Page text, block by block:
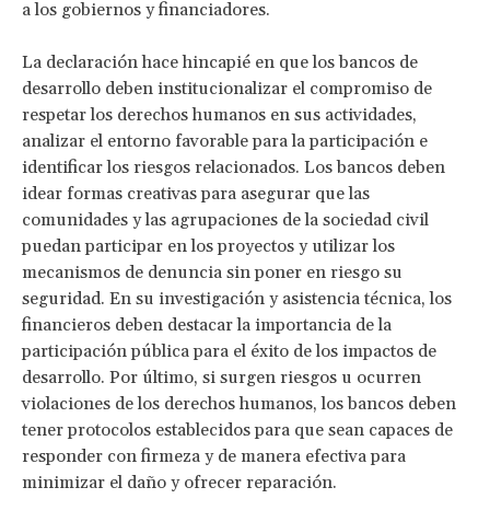
a los gobiernos y financiadores.
La declaración hace hincapié en que los bancos de
desarrollo deben institucionalizar el compromiso de
respetar los derechos humanos en sus actividades,
analizar el entorno favorable para la participación e
identificar los riesgos relacionados. Los bancos deben
idear formas creativas para asegurar que las
comunidades y las agrupaciones de la sociedad civil
puedan participar en los proyectos y utilizar los
mecanismos de denuncia sin poner en riesgo su
seguridad. En su investigación y asistencia técnica, los
financieros deben destacar la importancia de la
participación pública para el éxito de los impactos de
desarrollo. Por último, si surgen riesgos u ocurren
violaciones de los derechos humanos, los bancos deben
tener protocolos establecidos para que sean capaces de
responder con firmeza y de manera efectiva para
minimizar el daño y ofrecer reparación.